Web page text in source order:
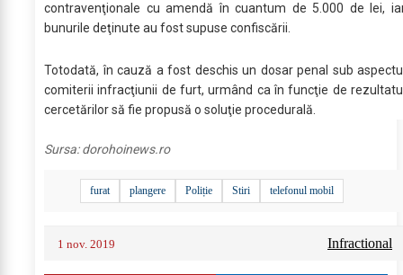
contravenţionale cu amendă în cuantum de 5.000 de lei,
bunurile deţinute au fost supuse confiscării.
Totodată, în cauză a fost deschis un dosar penal sub
comiterii infracţiunii de furt, urmând ca în funcţie de
cercetărilor să fie propusă o soluţie procedurală.
Sursa:dorohoinews.ro
furat plangere Poliție Stiri telefonul mobil
1 nov. 2019 Infractional